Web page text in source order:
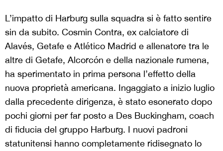
L’impatto di Harburg sulla squadra si è fatto sentire
sin da subito. Cosmin Contra, ex calciatore di
Alavés, Getafe e Atlético Madrid e allenatore tra le
altre di Getafe, Alcorcón e della nazionale rumena,
ha sperimentato in prima persona l’effetto della
nuova proprietà americana. Ingaggiato a inizio luglio
dalla precedente dirigenza, è stato esonerato dopo
pochi giorni per far posto a Des Buckingham, coach
di fiducia del gruppo Harburg. I nuovi padroni
statunitensi hanno completamente ridisegnato lo